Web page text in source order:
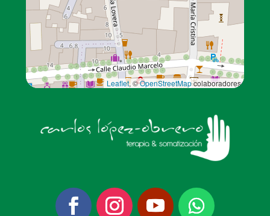
Leaflet, ©OpenStreetMapcolaboradores